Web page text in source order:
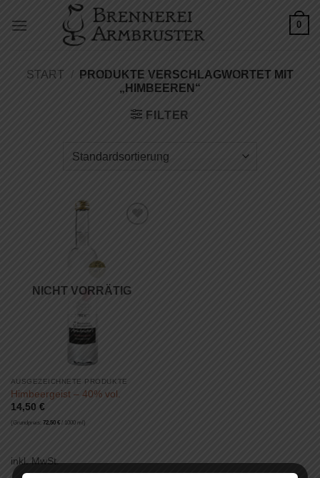
Inhalt
0
START /
PRODUKTE VERSCHLAGWORTET MIT
„HIMBEEREN“
FILTER
NICHT VORRÄTIG
AUSGEZEICHNETE PRODUKTE
Himbeergeist – 40% vol.
14,50 €
(Grundpreis: 72,50 €/ 1000 ml )
inkl. MwSt.